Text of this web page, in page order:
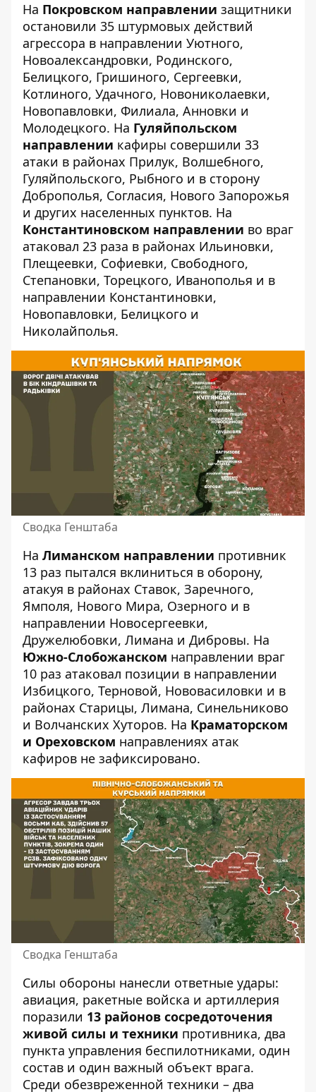
На Покровском направлении защитники
остановили 35 штурмовых действий
агрессора в направлении Уютного,
Новоалександровки, Родинского,
Белицкого, Гришиного, Сергеевки,
Котлиного, Удачного, Новониколаевки,
Новопавловки, Филиала, Анновки и
Молодецкого. На Гуляйпольском
направлении кафиры совершили 33
атаки в районах Прилук, Волшебного,
Гуляйпольского, Рыбного и в сторону
Доброполья, Согласия, Нового Запорожья
и других населенных пунктов. На
Константиновском направлении во враг
атаковал 23 раза в районах Ильиновки,
Плещеевки, Софиевки, Свободного,
Степановки, Торецкого, Иванополья и в
направлении Константиновки,
Новопавловки, Белицкого и
Николайполья.
Сводка Генштаба
На Лиманском направлении противник
13 раз пытался вклиниться в оборону,
атакуя в районах Ставок, Заречного,
Ямполя, Нового Мира, Озерного и в
направлении Новосергеевки,
Дружелюбовки, Лимана и Дибровы. На
Южно-Слобожанском направлении враг
10 раз атаковал позиции в направлении
Избицкого, Терновой, Нововасиловки и в
районах Старицы, Лимана, Синельниково
и Волчанских Хуторов. На Краматорском
и Ореховском направлениях атак
кафиров не зафиксировано.
Сводка Генштаба
Силы обороны нанесли ответные удары:
авиация, ракетные войска и артиллерия
поразили 13 районов сосредоточения
живой силы и техники противника, два
пункта управления беспилотниками, один
состав и один важный объект врага.
Среди обезвреженной техники – два